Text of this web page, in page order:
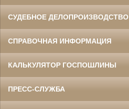
СУДЕБНОЕ ДЕЛОПРОИЗВОДСТВО
СПРАВОЧНАЯ ИНФОРМАЦИЯ
КАЛЬКУЛЯТОР ГОСПОШЛИНЫ
ПРЕСС-СЛУЖБА